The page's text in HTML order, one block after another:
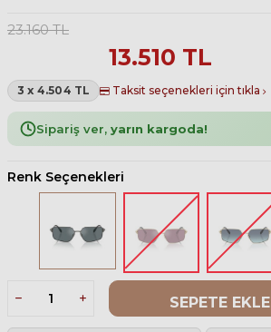
23.160TL
13.510 TL
3 x 4.504 TL Taksit seçenekleri için tıkla
Sipariş ver, yarın kargoda!
Renk Seçenekleri
SEPETE EKLE